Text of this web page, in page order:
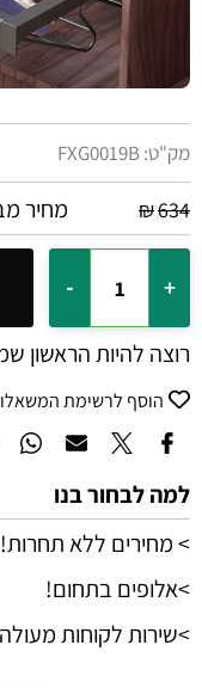
מק"ט:FXG0019B
₪634 מחיר
רוצה להיות הראשון
הוסף לרשימת
למה לבחור בנו
> מחירים ללא תחרות!
>אלופים בתחום!
>שירות לקוחות